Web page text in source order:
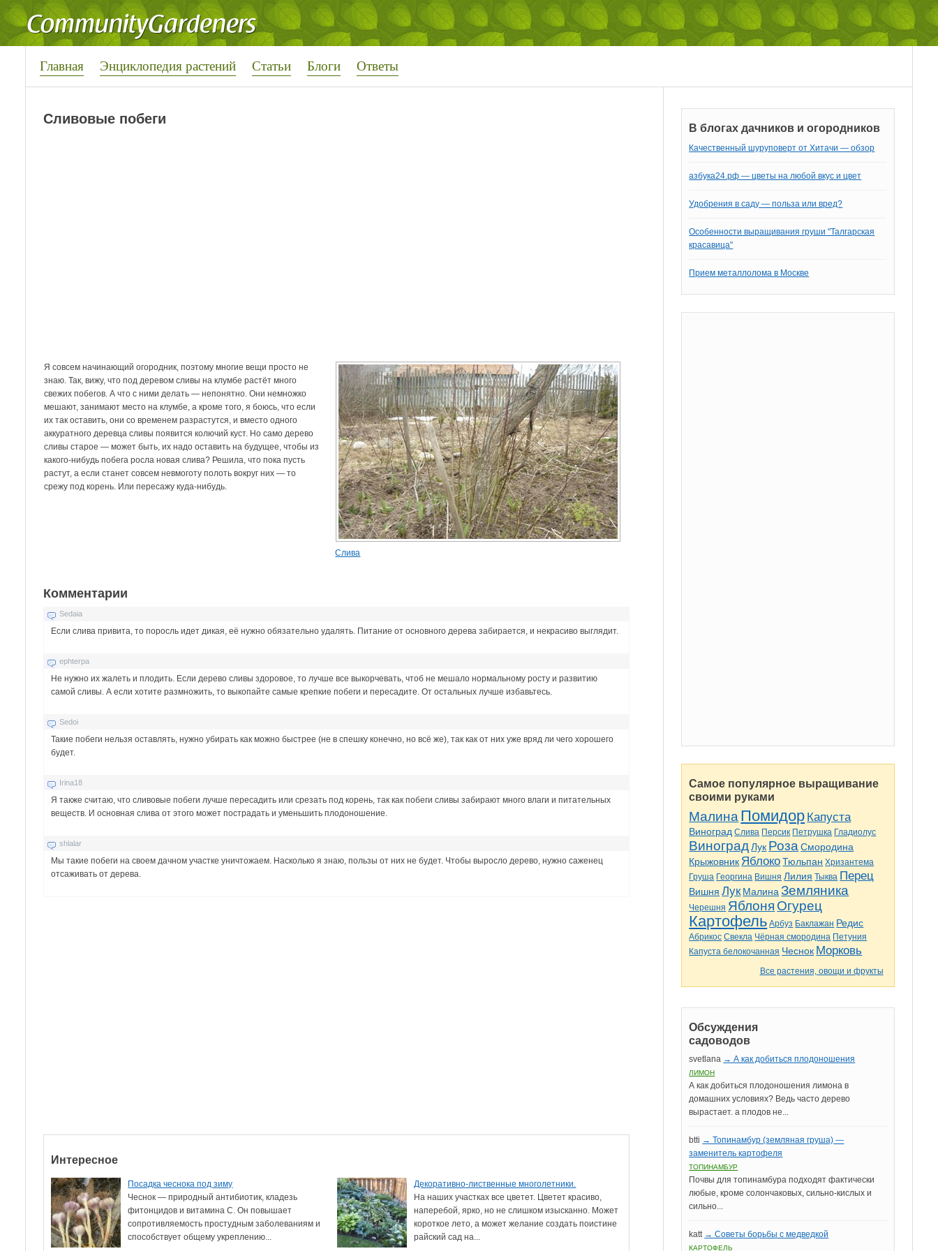
Главная Энциклопедия растений Статьи Блоги Ответы
Сливовые побеги
Слива
Я совсем начинающий огородник, поэтому многие вещи просто не
знаю. Так, вижу, что под деревом сливы на клумбе растёт много
свежих побегов. А что с ними делать — непонятно. Они немножко
мешают, занимают место на клумбе, а кроме того, я боюсь, что если
их так оставить, они со временем разрастутся, и вместо одного
аккуратного деревца сливы появится колючий куст. Но само дерево
сливы старое — может быть, их надо оставить на будущее, чтобы из
какого-нибудь побега росла новая слива? Решила, что пока пусть
растут, а если станет совсем невмоготу полоть вокруг них — то
срежу под корень. Или пересажу куда-нибудь.
Комментарии
Sedaia
Если слива привита, то поросль идет дикая, её нужно обязательно удалять. Питание от основного дерева забирается, и некрасиво выглядит.
ephterpa
Не нужно их жалеть и плодить. Если дерево сливы здоровое, то лучше все выкорчевать, чтоб не мешало нормальному росту и развитию
самой сливы. А если хотите размножить, то выкопайте самые крепкие побеги и пересадите. От остальных лучше избавьтесь.
Sedoi
Такие побеги нельзя оставлять, нужно убирать как можно быстрее (не в спешку конечно, но всё же), так как от них уже вряд ли чего хорошего
будет.
Irina18
Я также считаю, что сливовые побеги лучше пересадить или срезать под корень, так как побеги сливы забирают много влаги и питательных
веществ. И основная слива от этого может пострадать и уменьшить плодоношение.
shlalar
Мы такие побеги на своем дачном участке уничтожаем. Насколько я знаю, пользы от них не будет. Чтобы выросло дерево, нужно саженец
отсаживать от дерева.
Интересное
Посадка чеснока под зиму
Чеснок — природный антибиотик, кладезь
фитонцидов и витамина С. Он повышает
сопротивляемость простудным заболеваниям и
способствует общему укреплению...
Декоративно-лиственные многолетники.
На наших участках все цветет. Цветет красиво,
наперебой, ярко, но не слишком изысканно. Может
короткое лето, а может желание создать поистине
райский сад на...
В блогах дачников и огородников
Качественный шуруповерт от Хитачи — обзор
азбука24.рф — цветы на любой вкус и цвет
Удобрения в саду — польза или вред?
Особенности выращивания груши "Талгарская
красавица"
Прием металлолома в Москве
Самое популярное выращивание
своими руками
Малина Помидор Капуста
Виноград Слива Персик Петрушка Гладиолус
Виноград Лук Роза Смородина
Крыжовник Яблоко Тюльпан Хризантема
Груша Георгина Вишня Лилия Тыква Перец
Вишня Лук Малина Земляника
Черешня Яблоня Огурец
Картофель Арбуз Баклажан Редис
Абрикос Свекла Чёрная смородина Петуния
Капуста белокочанная Чеснок Морковь
Все растения, овощи и фрукты
Обсуждения
садоводов
svetlana → А как добиться плодоношения
ЛИМОН
А как добиться плодоношения лимона в
домашних условиях? Ведь часто дерево
вырастает. а плодов не...
btti → Топинамбур (земляная груша) —
заменитель картофеля
ТОПИНАМБУР
Почвы для топинамбура подходят фактически
любые, кроме солончаковых, сильно-кислых и
сильно...
katt → Советы борьбы с медведкой
КАРТОФЕЛЬ